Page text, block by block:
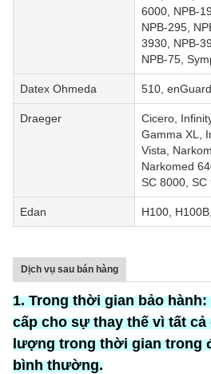
6000, NPB-
NPB-295,
3930, NPB-
NPB-75,
Datex Ohmeda 510,
Draeger
Cicero,
Gamma XL,
Vista,
Narkomed
SC 8000, SC
Edan H100,
Dịch vụ sau bán hàng
1. Trong thời gian bảo hành:
cấp cho sự thay thếvìtất cả
lượng trong thời gian trong
bình thường.